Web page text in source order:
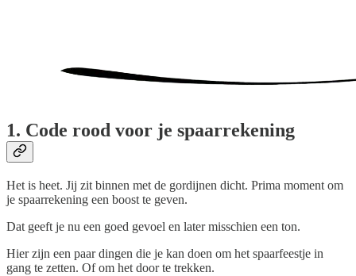
1. Code rood voor je spaarrekening
Het is heet. Jij zit binnen met de gordijnen dicht. Prima moment om
je spaarrekening een boost te geven.
Dat geeft je nu een goed gevoel en later misschien een ton.
Hier zijn een paar dingen die je kan doen om het spaarfeestje in
gang te zetten. Of om het door te trekken.